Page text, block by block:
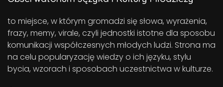
to miejsce, w którym gromadzi się słowa, wyrażenia,
frazy, memy, virale, czyli jednostki istotne dla sposobu
komunikacji współczesnych młodych ludzi. Strona ma
na celu popularyzację wiedzy o ich języku, stylu
bycia, wzorach i sposobach uczestnictwa w kulturze.